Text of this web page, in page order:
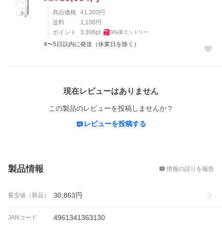
商品価格 41,300円
送料
1,100円
ポイント
3,396pt 9%要エントリー
4〜5日以内に発送（休業日を除く）
現在レビューはありません
この製品のレビューを投稿しませんか？
レビューを投稿する
製品情報 情報の誤りを報告
最安値（新品） 30,863円
JANコード 4961341363130